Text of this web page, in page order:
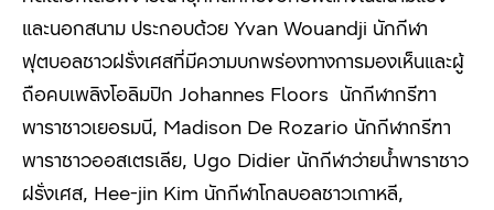
และนอกสนาม ประกอบด้วย Yvan Wouandji นักกีฬา
ฟุตบอลชาวฝรั่งเศสที่มีความบกพร่องทางการมองเห็นและผู้
ถือคบเพลิงโอลิมปิก Johannes Floors นักกีฬากรีฑา
พาราชาวเยอรมนี, Madison De Rozario นักกีฬากรีฑา
พาราชาวออสเตรเลีย, Ugo Didier นักกีฬาว่ายน้ำพาราชาว
ฝรั่งเศส, Hee-jin Kim นักกีฬาโกลบอลชาวเกาหลี,